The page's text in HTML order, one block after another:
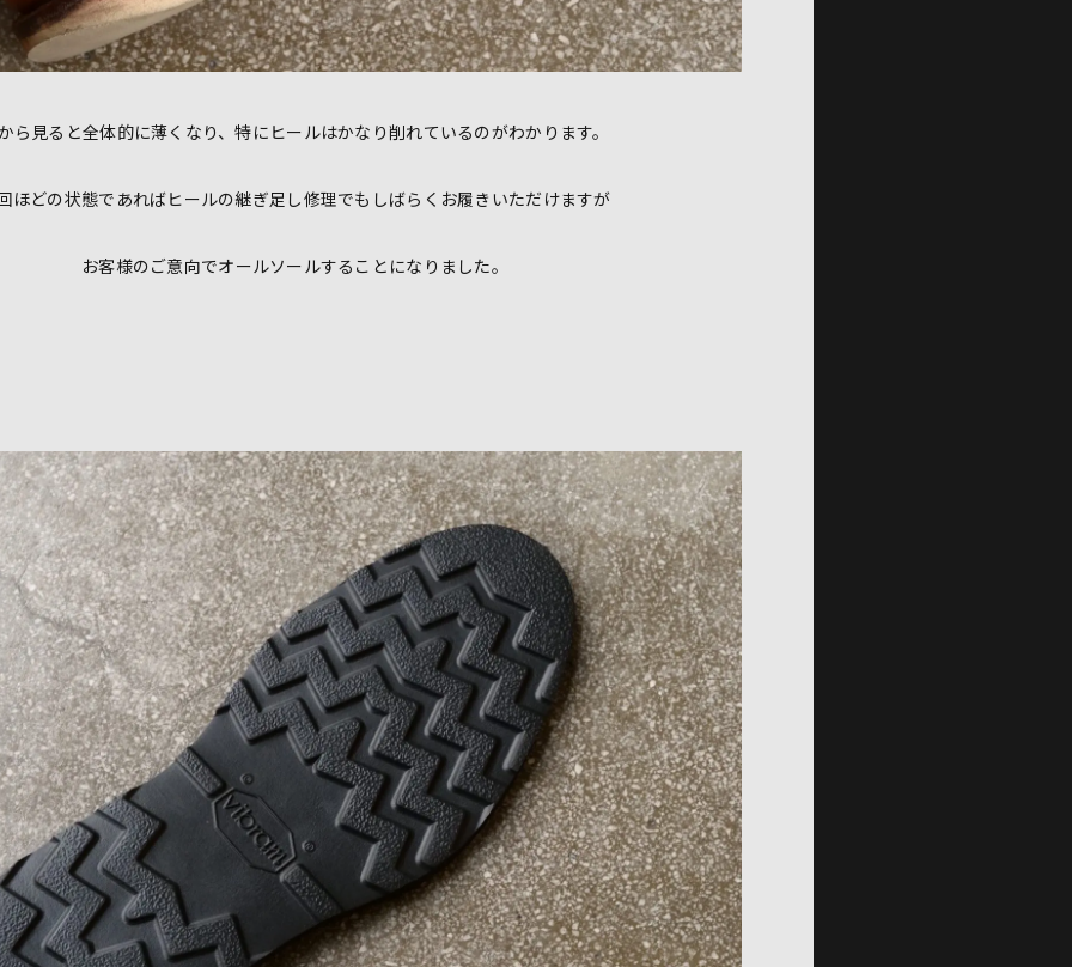
ら見ると全体的に薄くなり、特にヒールはかなり削れているのがわかります。
ほどの状態であればヒールの継ぎ足し修理でもしばらくお履きいただけますが
お客様のご意向でオールソールすることになりました。